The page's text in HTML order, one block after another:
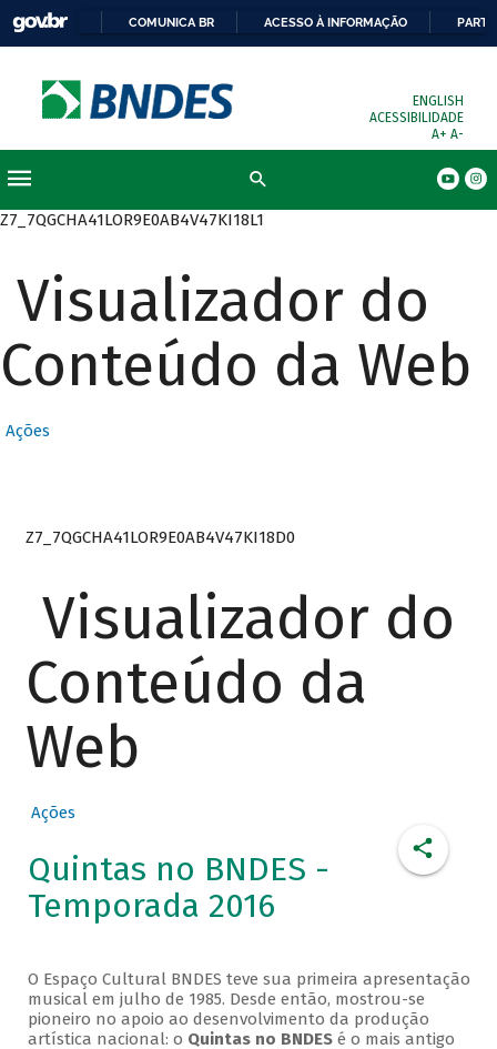
COMUNICA BR ACESSO À INFORMAÇÃO
ENGLISH
ACESSIBILIDADE
A+ A-
Z7_7QGCHA41LOR9E0AB4V47KI18L1
Visualizador do
Conteúdo da Web
Ações
Z7_7QGCHA41LOR9E0AB4V47KI18D0
Visualizador do
Conteúdo da
Web
Ações
Quintas no BNDES -
Temporada 2016
O Espaço Cultural BNDES teve sua primeira apresentação
musical em julho de 1985. Desde então, mostrou-se
pioneiro no apoio ao desenvolvimento da produção
artística nacional: o Quintas no BNDESé o mais antigo